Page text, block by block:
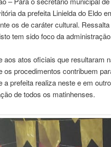
da prefeita Linielda do Eldo
os de caráter cultural.
tem sido foco da
aos atos oficiais que resultaram
os procedimentos contribuem
a prefeita realiza neste e em
de todos os matinhenses.